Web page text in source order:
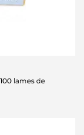
lames de